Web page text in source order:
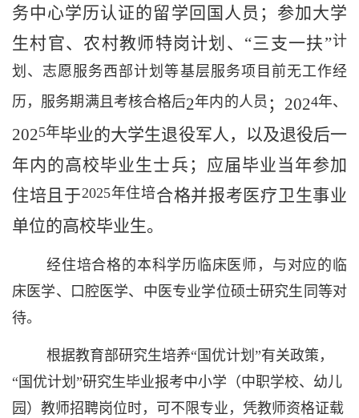
务中心学历认证的留学回国人员 ； 参加大学
生村官、农村教师特岗计划、 “三支一扶”计
划、志愿服务西部计划等基层服务项目前无工作经
历，服务期满且考核合格后2年内的人员 ； 2024年、
2025年毕业的大学生退役军人 ，以及退役后一
年内的高校毕业生士兵；应届毕业当年参加
住培且于2025年住培合格并报考医疗卫生事业
单位的高校毕业生。
经住培合格的本科学历临床医师，与对应的临
床医学、口腔医学、中医专业学位硕士研究生同等对
待。
根据教育部研究生培养“国优计划”有关政策，
“国优计划”研究生毕业报考中小学（中职学校、幼儿
园）教师招聘岗位时，可不限专业，凭教师资格证载